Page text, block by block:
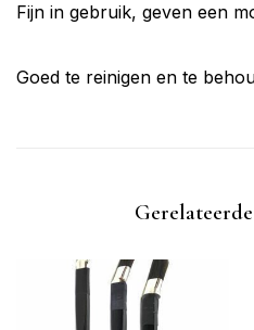
Fijn in gebruik, geven een
Goed te reinigen en te